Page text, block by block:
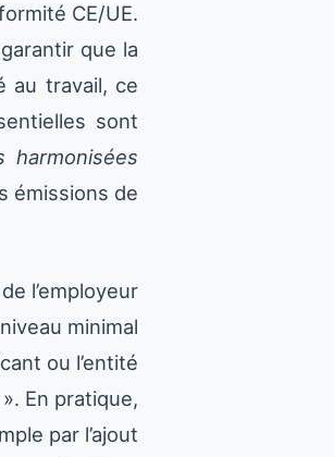
CE/UE.
que la
au travail, ce
sont
harmonisées
émissions de
l’employeur
minimal
ou l’entité
En pratique,
par l’ajout